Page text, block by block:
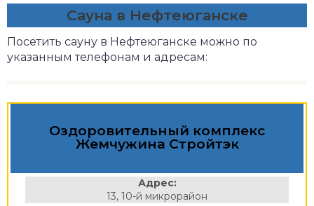
Сауна в Нефтеюганске
Посетить сауну в Нефтеюганске можно по
указанным телефонам и адресам:
Оздоровительный комплекс
Жемчужина Стройтэк
Адрес:
13, 10-й микрорайон